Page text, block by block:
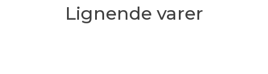
Lignende varer